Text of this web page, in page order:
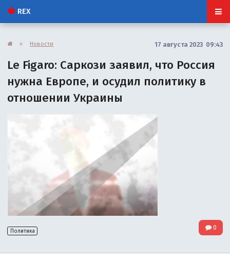
REX
» Новости 17 августа 2023 09:43
Le Figaro: Саркози заявил, что Россия
нужна Европе, и осудил политику в
отношении Украины
Политика 0